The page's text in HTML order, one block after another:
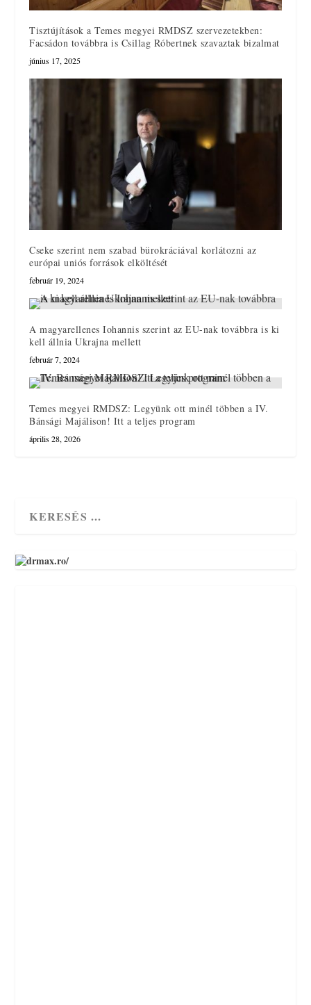
Tisztújítások a Temes megyei RMDSZ szervezetekben:
Facsádon továbbra is Csillag Róbertnek szavaztak bizalmat
június 17, 2025
Cseke szerint nem szabad bürokráciával korlátozni az
európai uniós források elköltését
február 19, 2024
A magyarellenes Iohannis szerint az EU-nak továbbra is ki
kell állnia Ukrajna mellett
február 7, 2024
Temes megyei RMDSZ: Legyünk ott minél többen a IV.
Bánsági Majálison! Itt a teljes program
április 28, 2026